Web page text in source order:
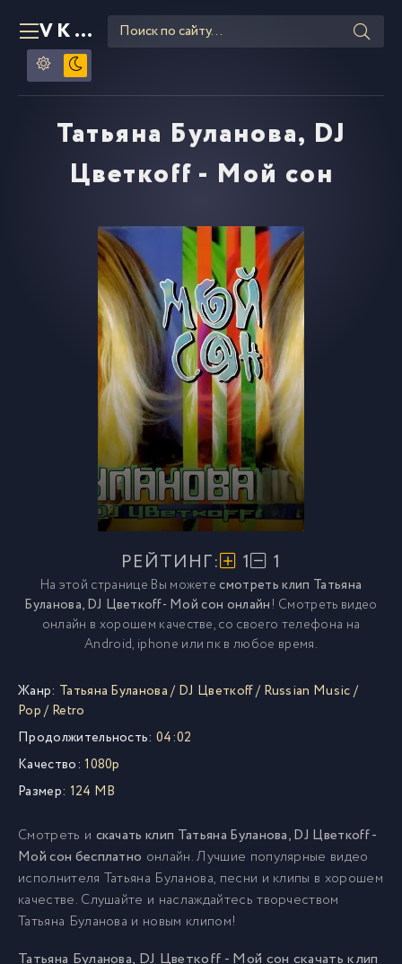
VKLIPE RU
Татьяна Буланова, DJ
Цветкоff - Мой сон
РЕЙТИНГ: 1 1
На этой странице Вы можетесмотреть клип Татьяна
Буланова, DJ Цветкоff - Мой сон онлайн! Смотреть видео
онлайн в хорошем качестве, со своего телефона на
Android, iphone или пк в любое время.
Жанр: Татьяна Буланова/ DJ Цветкоff/ Russian Music/
Pop/ Retro
Продолжительность: 04:02
Качество: 1080p
Размер: 124 MB
Смотреть и скачать клип Татьяна Буланова, DJ Цветкоff -
Мой сон бесплатно онлайн. Лучшие популярные видео
исполнителя Татьяна Буланова, песни и клипы в хорошем
качестве. Слушайте и наслаждайтесь творчеством
Татьяна Буланова и новым клипом!
Татьяна Буланова, DJ Цветкоff - Мой сон скачать клип